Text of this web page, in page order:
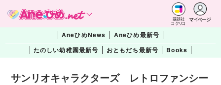
講談社
コクリコ
マイページ
AneひめNews
Aneひめ最新号
たのしい幼稚園最新号
おともだち最新号 Books
サンリオキャラクターズ レトロファンシー